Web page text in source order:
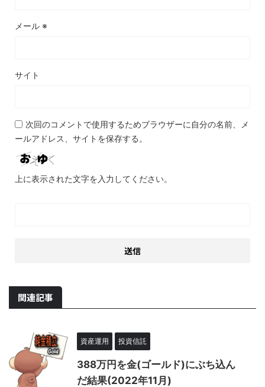
メール ※
サイト
次回のコメントで使用するためブラウザーに自分の名前、メ
ールアドレス、サイトを保存する。
上に表示された文字を入力してください。
関連記事
資産運用 投資信託
388万円を金(ゴールド)にぶち込ん
だ結果(2022年11月)